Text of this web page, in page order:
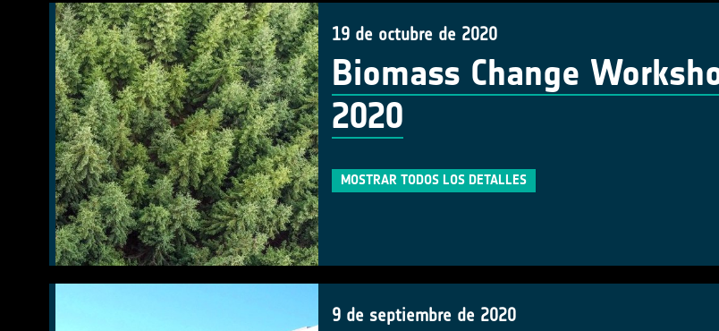
19 de octubre de 2020
Biomass Change
2020
MOSTRAR TODOS LOS DETALLES
9 de septiembre de 2020